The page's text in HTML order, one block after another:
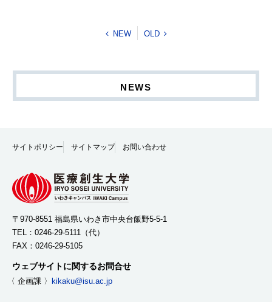
NEW OLD
NEWS
サイトポリシー サイトマップ お問い合わせ
〒970-8551 福島県いわき市中央台飯野5-5-1
TEL： 0246-29-5111 （代）
FAX：0246-29-5105
ウェブサイトに関するお問合せ
〈 企画課 〉 kikaku@isu.ac.jp